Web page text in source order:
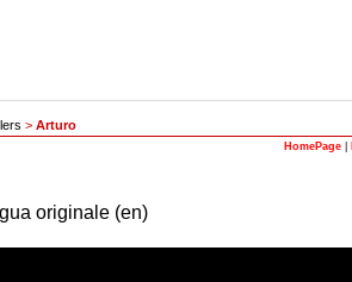
> Arturo
HomePage
originale (en)